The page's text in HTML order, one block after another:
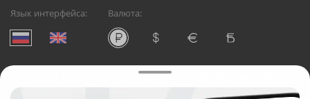
Язык интерфейса: Валюта:
Служба круглосуточной доставки цветов в Москве
Русский Букет, 2026